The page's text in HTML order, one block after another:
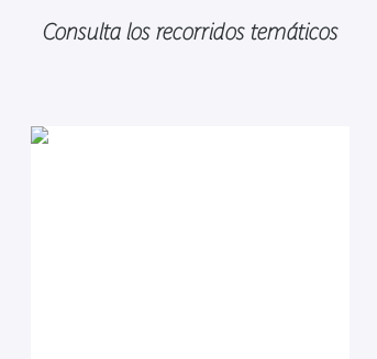
Consulta los recorridos temáticos